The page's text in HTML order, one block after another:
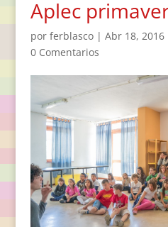
Aplec
por ferblasco| Abr 18, 2016
0 Comentarios